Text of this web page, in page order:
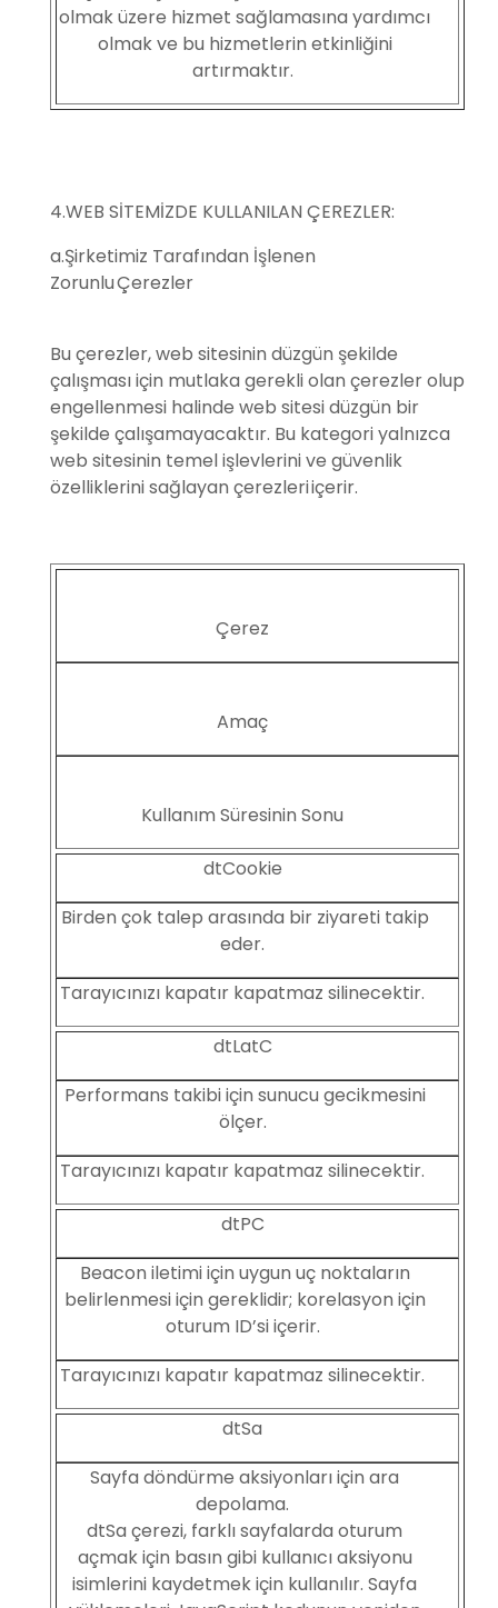
olmak üzere hizmet sağlamasına yardımcı
olmak ve bu hizmetlerin etkinliğini
artırmaktır.
4.WEB SİTEMİZDE KULLANILAN ÇEREZLER:
a.Şirketimiz Tarafından İşlenen
Zorunlu Çerezler
Bu çerezler, web sitesinin düzgün şekilde
çalışması için mutlaka gerekli olan çerezler olup
engellenmesi halinde web sitesi düzgün bir
şekilde çalışamayacaktır. Bu kategori yalnızca
web sitesinin temel işlevlerini ve güvenlik
özelliklerini sağlayan çerezleri içerir.
Çerez
Amaç
Kullanım Süresinin Sonu
dtCookie
Birden çok talep arasında bir ziyareti takip
eder.
Tarayıcınızı kapatır kapatmaz silinecektir.
dtLatC
Performans takibi için sunucu gecikmesini
ölçer.
Tarayıcınızı kapatır kapatmaz silinecektir.
dtPC
Beacon iletimi için uygun uç noktaların
belirlenmesi için gereklidir; korelasyon için
oturum ID’si içerir.
Tarayıcınızı kapatır kapatmaz silinecektir.
dtSa
Sayfa döndürme aksiyonları için ara
depolama.
dtSa çerezi, farklı sayfalarda oturum
açmak için basın gibi kullanıcı aksiyonu
isimlerini kaydetmek için kullanılır. Sayfa